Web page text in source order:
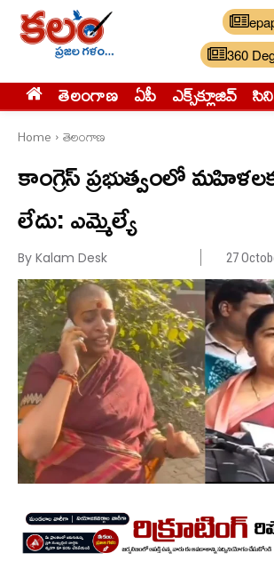
360
తెలంగాణ ఏపీ ఎక్స్‌క్లూజివ్‌
Home తెలంగాణ
కాంగ్రెస్ ప్రభుత్వంలో
లేదు: ఎమ్మెల్యే
By Kalam Desk 27